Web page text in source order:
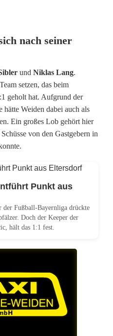
nach seiner
und Niklas Lang.
setzen, das beim
geholt hat. Aufgrund der
Weiden dabei auch als
Ein großes Lob gehört hier
von den Gastgebern in
Punkt aus
Fußball-Bayernliga drückte
Doch der Keeper der
hält das 1:1 fest.